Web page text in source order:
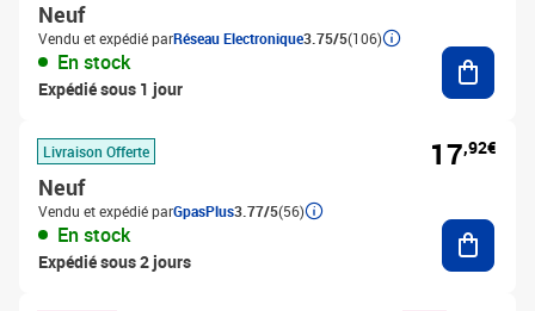
Neuf
Vendu et expédié parRéseau Electronique3.75/5(106)
En stock
Expédié sous 1 jour
Livraison Offerte
Neuf
Vendu et expédié parGpasPlus3.77/5(56)
En stock
Expédié sous 2 jours
17,92€